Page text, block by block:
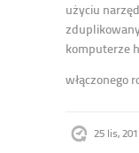
użyciu
komputerze
włączonego
25 lis,